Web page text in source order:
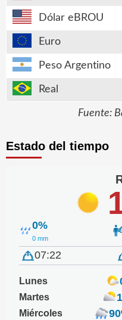
Dólar eBROU
Euro
Peso Argentino
Real
Fuente:
Estado del tiempo
0%
0 mm
07:22
Lunes
Martes
Miércoles